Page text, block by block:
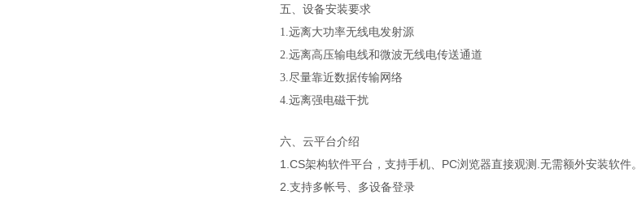
五、设备安装要求
1.远离大功率无线电发射源
2.远离高压输电线和微波无线电传送通道
3.尽量靠近数据传输网络
4.远离强电磁干扰
六、云平台介绍
1.CS架构软件平台，支持手机、PC浏览器直接观测.无需额外安装软件。
2.支持多帐号、多设备登录